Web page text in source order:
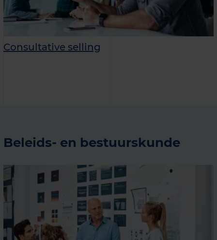
Consultative selling
Beleids- en bestuurskunde